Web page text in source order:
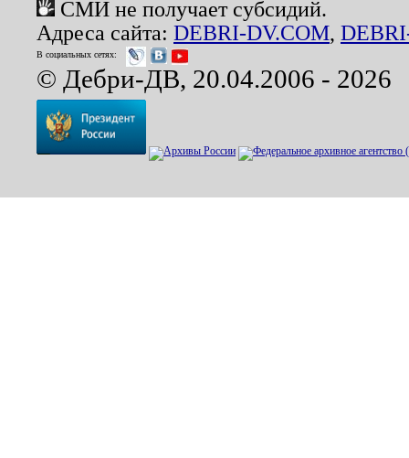
СМИ не получает субсидий.
Адреса сайта: DEBRI-DV.COM,
В социальных сетях:
© Дебри-ДВ, 20.04.2006 - 2026